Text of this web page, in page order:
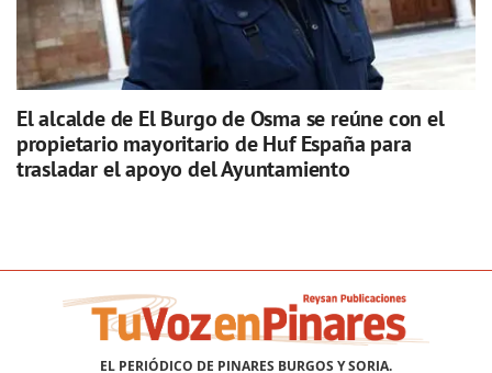
El alcalde de El Burgo de Osma se reúne con el
propietario mayoritario de Huf España para
trasladar el apoyo del Ayuntamiento
EL PERIÓDICO DE PINARES BURGOS Y SORIA.